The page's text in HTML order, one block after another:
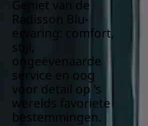
Geniet van de
Radisson Blu-
ervaring: comfort,
stijl,
ongeëvenaarde
service en oog
voor detail op 's
werelds favoriete
bestemmingen.